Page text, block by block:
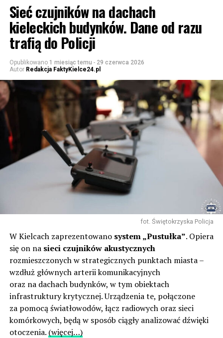
Sieć czujników na dachach
kieleckich budynków. Dane od razu
trafią do Policji
Opublikowano 1 miesiąc temu - 29 czerwca 2026
Autor Redakcja FaktyKielce24.pl
fot. Świętokrzyska Policja
W Kielcach zaprezentowano system „Pustułka”. Opiera
się on na sieci czujników akustycznych
rozmieszczonych w strategicznych punktach miasta –
wzdłuż głównych arterii komunikacyjnych
oraz na dachach budynków, w tym obiektach
infrastruktury krytycznej. Urządzenia te, połączone
za pomocą światłowodów, łącz radiowych oraz sieci
komórkowych, będą w sposób ciągły analizować dźwięki
otoczenia. (więcej…)